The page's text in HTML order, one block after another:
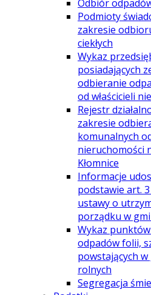
Odbiór
Podmioty
zakresie
ciekłych
Wykaz
posiadających
odbieranie
od właścicieli
Rejestr
zakresie
komunalnych
nieruchomości
Kłomnice
Informacje
podstawie art.
ustawy o
porządku w
Wykaz
odpadów folii,
powstających
rolnych
Segregacja